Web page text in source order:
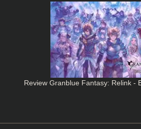
Review Granblue Fantasy: Relink -